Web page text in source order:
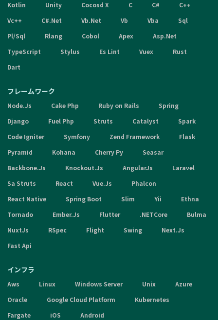
Kotlin
Unity Cocosd X C C#
C++
Vc++
C#.Net Vb.Net Vb Vba
Sql
Pl/Sql
Rlang Cobol Apex
Asp.Net
TypeScript
Stylus Es Lint Vuex
Rust
Dart
フレームワーク
Node.Js Cake Php Ruby on Rails
Spring
Django
Fuel Php Struts Catalyst
Spark
Code Igniter
Symfony Zend Framework
Flask
Pyramid
Kohana Cherry Py
Seasar
Backbone.Js
Knockout.Js AngularJs
Laravel
Sa Struts
React Vue.Js
Phalcon
React Native
Spring Boot Slim Yii
Ethna
Tornado
Ember.Js Flutter .NETCore
Bulma
NuxtJs
RSpec Flight Swing
Next.Js
Fast Api
インフラ
Aws Linux Windows Server Unix
Azure
Oracle
Google Cloud Platform
Kubernetes
Fargate
iOS Android